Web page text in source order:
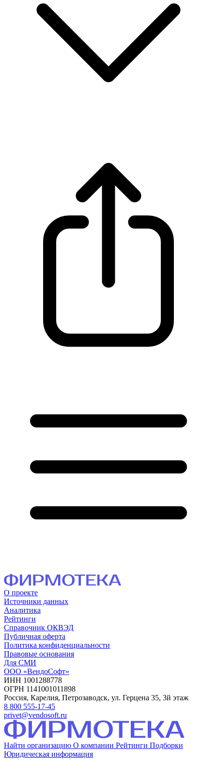
О проекте
Источники данных
Аналитика
Рейтинги
Справочник ОКВЭД
Публичная оферта
Политика конфиденциальности
Правовые основания
Для СМИ
ООО «ВендоСофт»
ИНН 1001288778
ОГРН 1141001011898
Россия, Карелия, Петрозаводск, ул. Герцена 35, 3й этаж
8 800 555-17-45
privet@vendosoft.ru
Найти организацию О компании Рейтинги Подборки
Юридическая информация